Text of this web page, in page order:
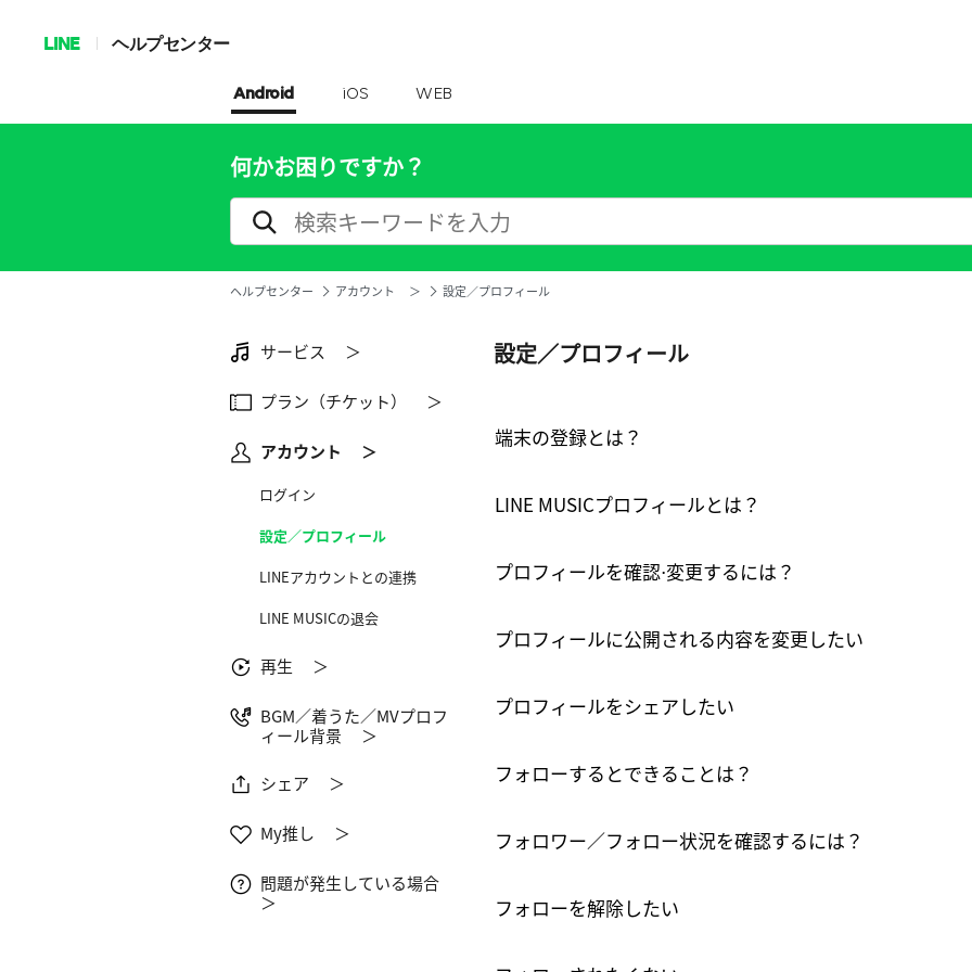
LINE ヘルプセンター
Android iOS WEB
何かお困りですか？
ヘルプセンター アカウント ＞ 設定／プロフィール
サービス ＞
プラン（チケット） ＞
アカウント ＞
ログイン
設定／プロフィール
LINEアカウントとの連携
LINE MUSICの退会
再生 ＞
BGM／着うた／MVプロフ
ィール背景 ＞
シェア ＞
My推し ＞
問題が発生している場合
＞
設定／プロフィール
端末の登録とは？
LINE MUSICプロフィールとは？
プロフィールを確認⋅変更するには？
プロフィールに公開される内容を変更したい
プロフィールをシェアしたい
フォローするとできることは？
フォロワー／フォロー状況を確認するには？
フォローを解除したい
リンクをコピーしました